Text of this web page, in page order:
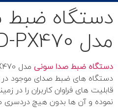
دستگاه
مدل ICD-PX470
دستگاه ضبط صدا سونی
دستگاه های ضبط‌‌ صدای موجود
قابلیت های فراوان کاربران را
نموده و آن ها بدون هیچ دردسری